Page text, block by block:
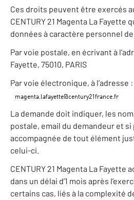
Ces droits peuvent être exercés
CENTURY 21 Magenta La Fayette
données à caractère personnel
Par voie postale, en écrivant à
Fayette, 75010, PARIS
Par voie électronique, à l’adresse :
La demande doit indiquer, les
postale, email du demandeur et
accompagnée de tout élément
celui-ci.
CENTURY 21 Magenta La Fayette
dans un délai d’1 mois après
certains cas, liés à la complexité